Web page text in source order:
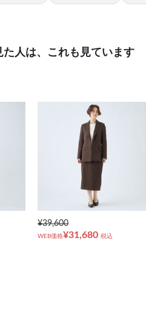
た人は、これも見ています
¥39,600
WEB価格¥31,680 税込